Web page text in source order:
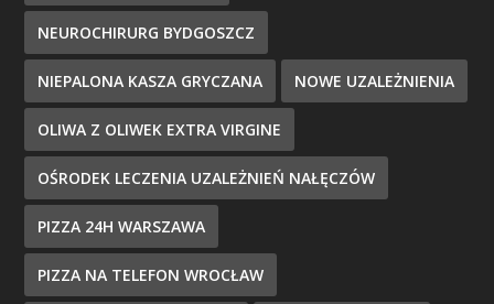
NEUROCHIRURG BYDGOSZCZ
NIEPALONA KASZA GRYCZANA NOWE UZALEŻNIENIA
OLIWA Z OLIWEK EXTRA VIRGINE
OŚRODEK LECZENIA UZALEŻNIEŃ NAŁĘCZÓW
PIZZA 24H WARSZAWA
PIZZA NA TELEFON WROCŁAW